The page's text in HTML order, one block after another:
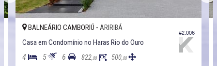
#2.006
BALNEÁRIO CAMBORIÚ - ARIRIBÁ
Casa em Condomínio no Haras Rio do Ouro
4 5 6 822,00 500,00